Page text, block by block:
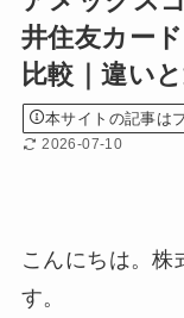
井住友カー
比較｜違い
本サイトの記事は
2026-07-10
こんにちは。株
す。